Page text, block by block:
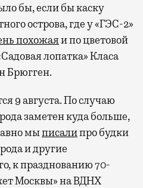
бы, если бы каску
острова, где у «ГЭС-2»
похожаяи по цветовой
лопатка» Класа
Брюгген.
9 августа. По случаю
заметен куда больше,
мыписалипро будки
и другие
к празднованию 70-
Москвы» на ВДНХ